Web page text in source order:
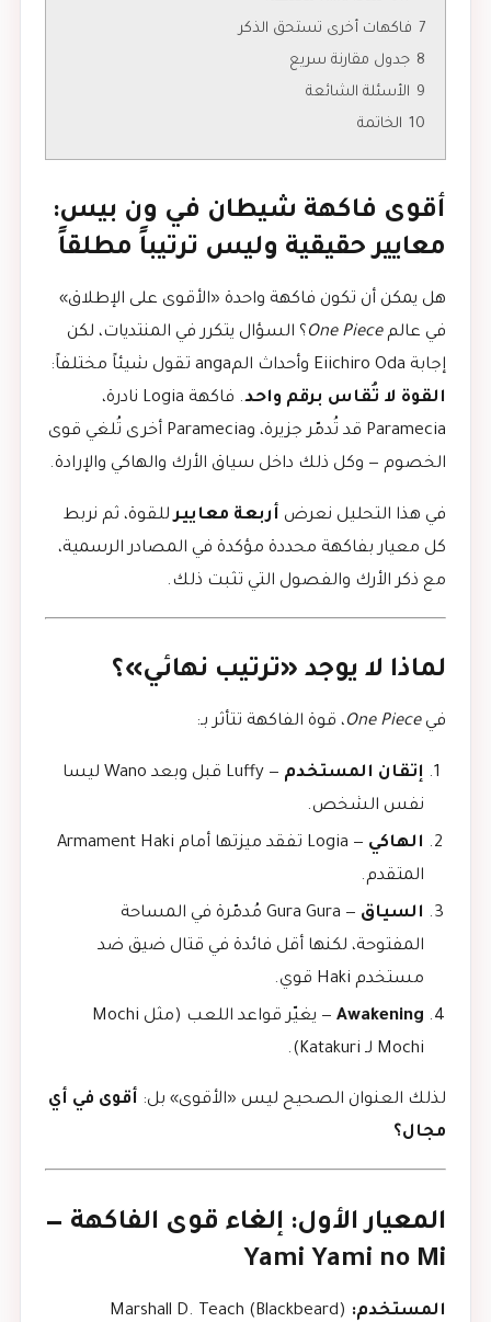
7 فاكهات أخرى تستحق الذكر
8 جدول مقارنة سريع
9 الأسئلة الشائعة
10 الخاتمة
أقوى فاكهة شيطان في ون بيس:
معايير حقيقية وليس ترتيباً مطلقاً
هل يمكن أن تكون فاكهة واحدة «الأقوى على الإطلاق»
في عالمOne Piece ؟ السؤال يتكرر في المنتديات، لكن
إجابة Eiichiro Oda وأحداث المanga تقول شيئاً مختلفاً:
القوة لا تُقاس برقم واحد
. فاكهة Logia نادرة،
Paramecia قد تُدمّر جزيرة، وParamecia أخرى تُلغي قوى
الخصوم — وكل ذلك داخل سياق الأرك والهاكي والإرادة.
في هذا التحليل نعرض أربعة معاييرللقوة، ثم نربط
كل معيار بفاكهة محددة مؤكدة في المصادر الرسمية،
مع ذكر الأرك والفصول التي تثبت ذلك.
لماذا لا يوجد «ترتيب نهائي»؟
فيOne Piece، قوة الفاكهة تتأثر بـ:
إتقان المستخدم
— Luffy قبل وبعد Wano ليسا
نفس الشخص.
الهاكي
— Logia تفقد ميزتها أمام Armament Haki
المتقدم.
السياق
— Gura Gura مُدمّرة في المساحة
المفتوحة، لكنها أقل فائدة في قتال ضيق ضد
مستخدم Haki قوي.
Awakening
— يغيّر قواعد اللعب (مثل Mochi
Mochi لـ Katakuri).
لذلك العنوان الصحيح ليس «الأقوى» بل: أقوى في أي
مجال؟
المعيار الأول: إلغاء قوى الفاكهة —
Yami Yami no Mi
المستخدم: